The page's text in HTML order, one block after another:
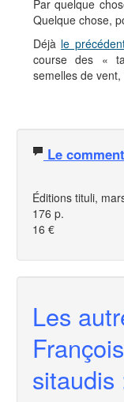
Par quelque
Quelque chose,
Déjà le
course des «
semelles de
Le
Éditions tituli,
176 p.
16 €
Les
sitaudis